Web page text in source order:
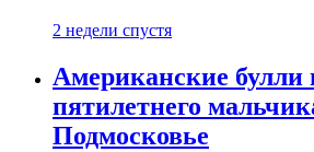
2 недели спустя
Американские булли
пятилетнего
Подмосковье